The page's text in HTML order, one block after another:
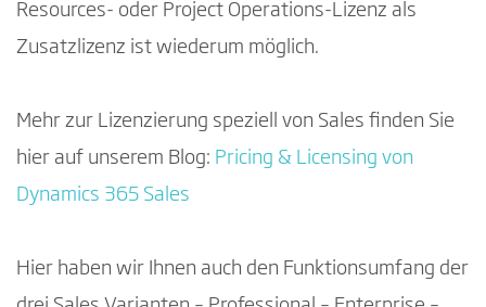
Resources- oder Project Operations-Lizenz als
Zusatzlizenz ist wiederum möglich.
Mehr zur Lizenzierung speziell von Sales finden Sie
hier auf unserem Blog: Pricing & Licensing von
Dynamics 365 Sales
Hier haben wir Ihnen auch den Funktionsumfang der